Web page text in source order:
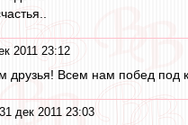
2011 23:12
друзья! Всем нам побед под
дек 2011 23:03